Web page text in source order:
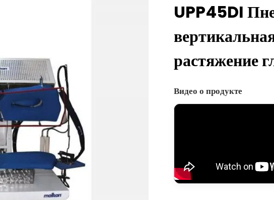
UPP45DI
растяжение
Видео о продукте